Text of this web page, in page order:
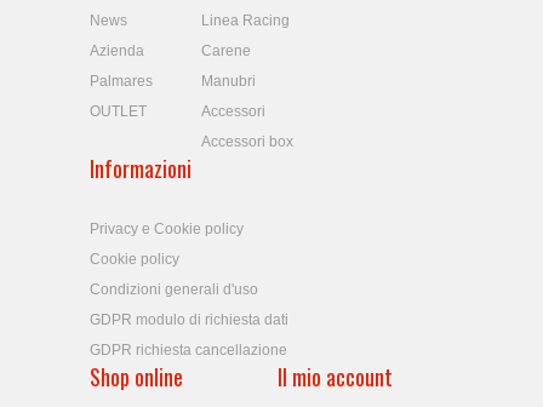
News
Azienda
Palmares
OUTLET
Linea Racing
Carene
Manubri
Accessori
Accessori box
Informazioni
Privacy e Cookie policy
Cookie policy
Condizioni generali d'uso
GDPR modulo di richiesta dati
GDPR richiesta cancellazione
Shop online Il mio account